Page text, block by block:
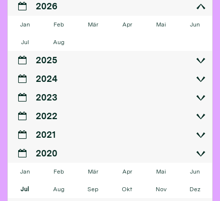
2026
Jan Feb Mär Apr Mai Jun
Jul Aug
2025
2024
2023
2022
2021
2020
Jan Feb Mär Apr Mai Jun
Jul Aug Sep Okt Nov Dez